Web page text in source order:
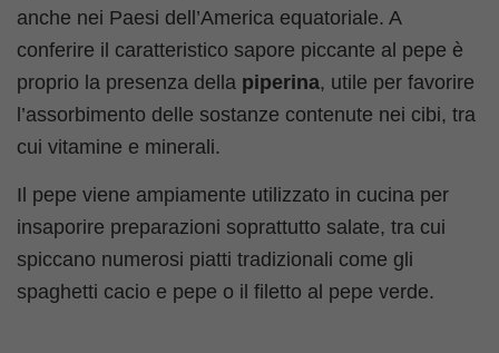
anche nei Paesi dell’America equatoriale. A
conferire il caratteristico sapore piccante al pepe è
proprio la presenza della piperina, utile per favorire
l’assorbimento delle sostanze contenute nei cibi, tra
cui vitamine e minerali.
Il pepe viene ampiamente utilizzato in cucina per
insaporire preparazioni soprattutto salate, tra cui
spiccano numerosi piatti tradizionali come gli
spaghetti cacio e pepe o il filetto al pepe verde.